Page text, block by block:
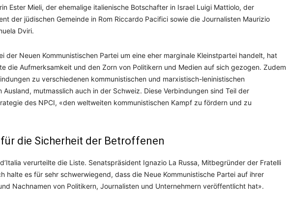
Ester Mieli, der ehemalige italienische Botschafter in Israel Luigi Mattiolo, der
der jüdischen Gemeinde in Rom Riccardo Pacifici sowie die Journalisten Maurizio
Dviri.
der Neuen Kommunistischen Partei um eine eher marginale Kleinstpartei handelt, hat
die Aufmerksamkeit und den Zorn von Politikern und Medien auf sich gezogen. Zudem
zu verschiedenen kommunistischen und marxistisch-leninistischen
Ausland, mutmasslich auch in der Schweiz. Diese Verbindungen sind Teil der
des NPCI, «den weltweiten kommunistischen Kampf zu fördern und zu
die Sicherheit der Betroffenen
verurteilte die Liste. Senatspräsident Ignazio La Russa, Mitbegründer der Fratelli
halte es für sehr schwerwiegend, dass die Neue Kommunistische Partei auf ihrer
Nachnamen von Politikern, Journalisten und Unternehmern veröffentlicht hat».